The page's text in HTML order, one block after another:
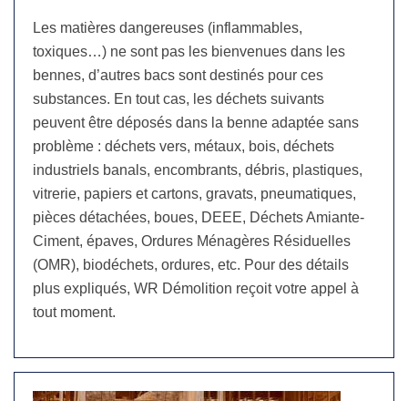
Les matières dangereuses (inflammables,
toxiques…) ne sont pas les bienvenues dans les
bennes, d’autres bacs sont destinés pour ces
substances. En tout cas, les déchets suivants
peuvent être déposés dans la benne adaptée sans
problème : déchets vers, métaux, bois, déchets
industriels banals, encombrants, débris, plastiques,
vitrerie, papiers et cartons, gravats, pneumatiques,
pièces détachées, boues, DEEE, Déchets Amiante-
Ciment, épaves, Ordures Ménagères Résiduelles
(OMR), biodéchets, ordures, etc. Pour des détails
plus expliqués, WR Démolition reçoit votre appel à
tout moment.